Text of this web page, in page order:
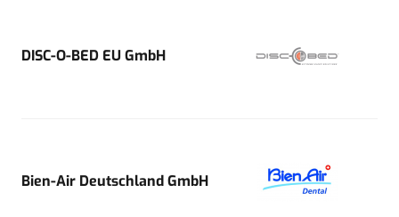
DISC-O-BED EU GmbH
Bien-Air Deutschland GmbH